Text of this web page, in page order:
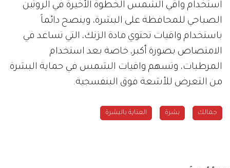
استخدام واقي الشمس الخطوة الأخيرة في الروتين
الصباحي للمحافظة على البشرة، وينصح دائماً
باستخدام واقيات تحتوي مادة الزنك، التي تساعد في
الامتصاص بصورة أكبر، خاصة بعد استخدام
المرطبات، وتسهم واقيات الشمس في حماية البشرة
من التعرض للأشعة فوق البنفسجية.
جمالك بشرة العناية بالبشرة